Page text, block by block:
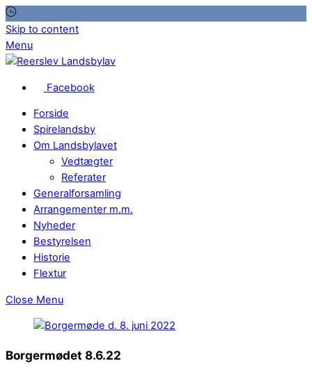
Skip to content
Menu
Facebook
Forside
Spirelandsby
Om Landsbylavet
Vedtægter
Referater
Generalforsamling
Arrangementer m.m.
Nyheder
Bestyrelsen
Historie
Flextur
Close Menu
Borgermødet 8.6.22